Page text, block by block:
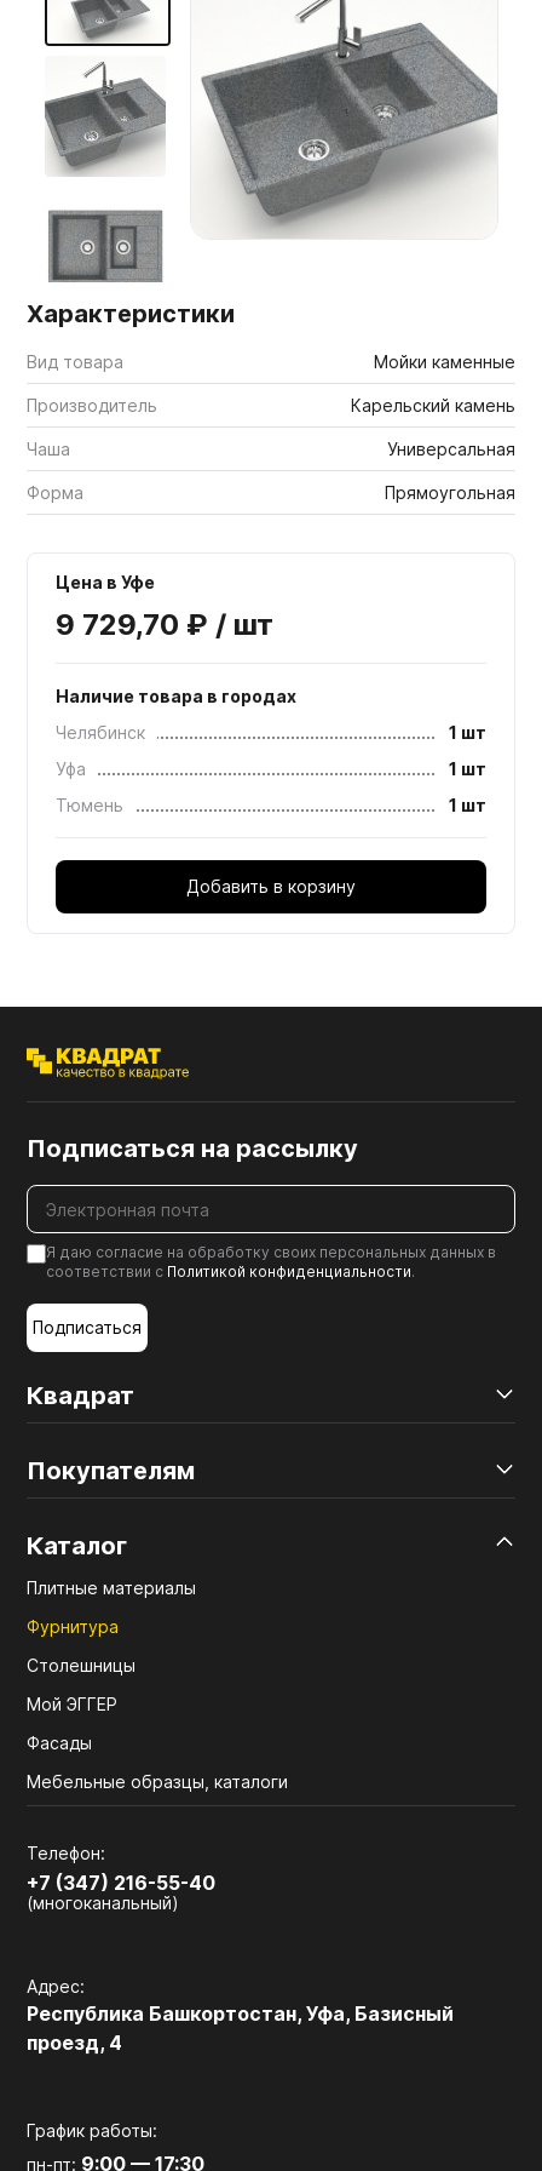
Мебельные образцы, каталоги
Характеристики
Вид товара Мойки каменные
Производитель Карельский камень
Чаша Универсальная
Форма Прямоугольная
Цена в Уфе
9 729,70 ₽ / шт
Наличие товара в городах
Челябинск
1 шт
Уфа
1 шт
Тюмень
1 шт
Добавить в корзину
Квадрат
Покупателям
Каталог
Плитные материалы
Фурнитура
Столешницы
Мой ЭГГЕР
Фасады
Мебельные образцы, каталоги
Телефон:
+7 (347) 216-55-40
(многоканальный)
Адрес:
Республика Башкортостан, Уфа, Базисный
проезд, 4
График работы:
пн-пт: 9:00 — 17:30
Подписаться на рассылку
Я даю согласие на обработку своих персональных данных в
соответствии с Политикой конфиденциальности.
Подписаться